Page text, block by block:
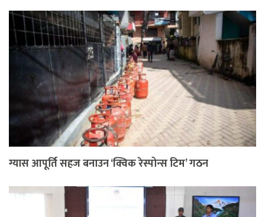
ग्यास आपूर्ति सहज बनाउन ‘क्विक रेस्पोन्स टिम’ गठन